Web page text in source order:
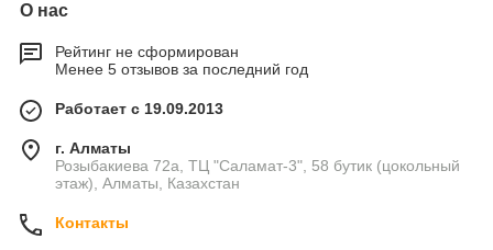
О нас
Рейтинг не сформирован
Менее 5 отзывов за последний год
Работает с 19.09.2013
г. Алматы
Розыбакиева 72а, ТЦ "Саламат-3", 58 бутик (цокольный
этаж), Алматы, Казахстан
Контакты